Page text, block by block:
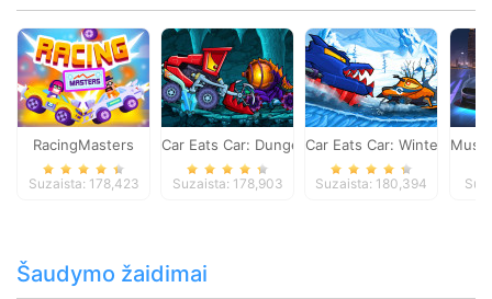
RacingMasters
Suzaista: 178,423
Car Eats Car: Dungeon Adventure
Suzaista: 178,903
Car Eats Car: Winter
Suzaista: 180,394
Šaudymo žaidimai